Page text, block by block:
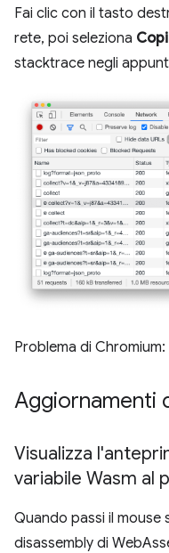
Fai clic con il tasto
rete, poi seleziona
stacktrace negli
Problema di Chromium:
Aggiornamenti
Visualizza
variabile Wasm al
Quando passi il mouse
disassembly di